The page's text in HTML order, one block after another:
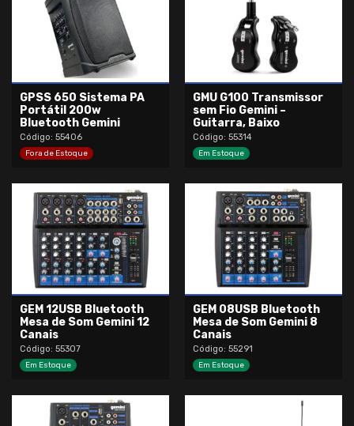
GPSS 650 Sistema PA
Portátil 200w
Bluetooth Gemini
Código: 55406
Fora de Estoque
GMU G100 Transmissor
sem Fio Gemini –
Guitarra, Baixo
Código: 55314
Em Estoque
GEM 12USB Bluetooth
Mesa de Som Gemini 12
Canais
Código: 55307
Em Estoque
GEM 08USB Bluetooth
Mesa de Som Gemini 8
Canais
Código: 55291
Em Estoque